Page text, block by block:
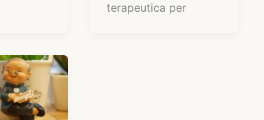
terapeutica per